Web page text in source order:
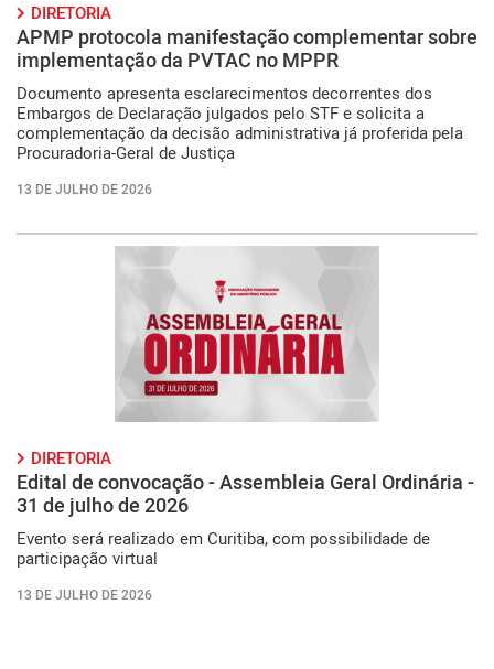
DIRETORIA
APMP protocola manifestação complementar sobre
implementação da PVTAC no MPPR
Documento apresenta esclarecimentos decorrentes dos
Embargos de Declaração julgados pelo STF e solicita a
complementação da decisão administrativa já proferida pela
Procuradoria-Geral de Justiça
13 DE JULHO DE 2026
DIRETORIA
Edital de convocação - Assembleia Geral Ordinária -
31 de julho de 2026
Evento será realizado em Curitiba, com possibilidade de
participação virtual
13 DE JULHO DE 2026